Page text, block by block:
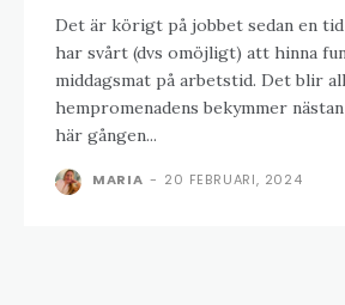
Det är körigt på jobbet sedan en
har svårt (dvs omöjligt) att hinna
middagsmat på arbetstid. Det blir
hempromenadens bekymmer
här gången...
MARIA - 20 FEBRUARI, 2024